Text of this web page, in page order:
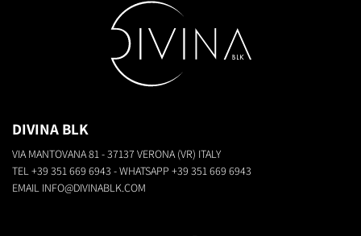
DIVINA BLK
VIA MANTOVANA 81 - 37137 VERONA (VR) ITALY
TEL +39 351 669 6943 - WHATSAPP +39 351 669 6943
EMAIL INFO@DIVINABLK.COM